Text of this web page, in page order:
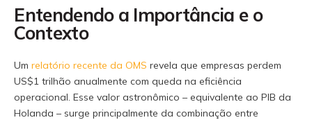
Entendendo a Importância e o
Contexto
Umrelatório recente da OMS revela que empresas perdem
US$1 trilhão anualmente com queda na eficiência
operacional. Esse valor astronômico – equivalente ao PIB da
Holanda – surge principalmente da combinação entre